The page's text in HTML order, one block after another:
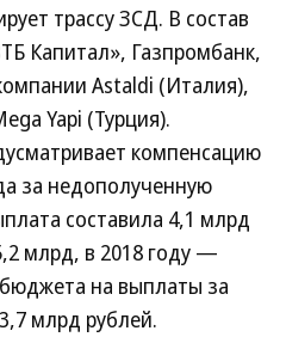
трассу ЗСД. В состав
Капитал», Газпромбанк,
Astaldi (Италия),
Yapi (Турция).
компенсацию
за недополученную
составила 4,1 млрд
млрд, в 2018 году —
на выплаты за
млрд рублей.